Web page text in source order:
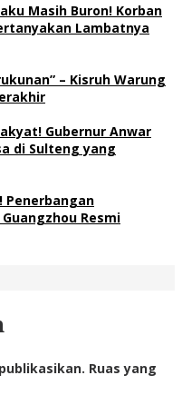
Masih Buron! Korban
Lambatnya
– Kisruh Warung
Gubernur Anwar
di Sulteng yang
Penerbangan
Resmi
Ruas yang